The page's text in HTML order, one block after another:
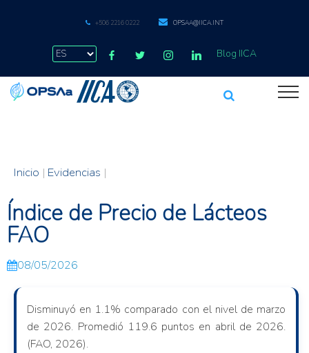
+506 2216 0222 OPSAA@IICA.INT
Blog IICA
Inicio | Evidencias |
Índice de Precio de Lácteos
FAO
08/05/2026
Disminuyó en 1.1% comparado con el nivel de marzo
de 2026. Promedió 119.6 puntos en abril de 2026.
(FAO, 2026).